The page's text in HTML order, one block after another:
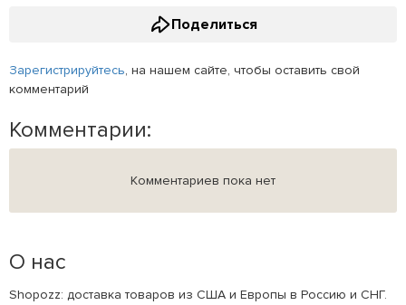
Поделиться
Зарегистрируйтесь, на нашем сайте, чтобы оставить свой
комментарий
Комментарии:
Комментариев пока нет
О нас
Shopozz: доставка товаров из США и Европы в Россию и СНГ.